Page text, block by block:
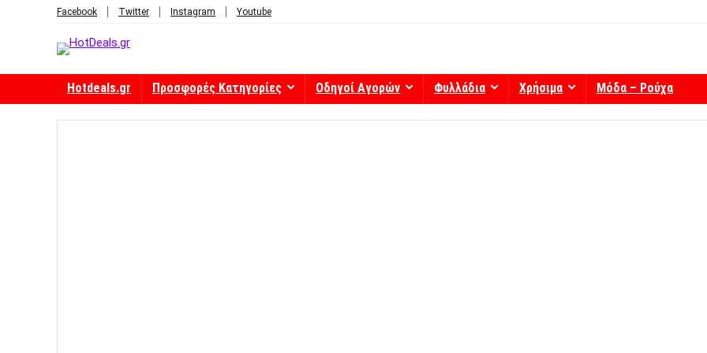
Facebook Twitter Instagram Youtube
Hotdeals.gr Προσφορές Κατηγορίες Οδηγοί Αγορών Φυλλάδια Χρήσιμα Μόδα – Ρούχα